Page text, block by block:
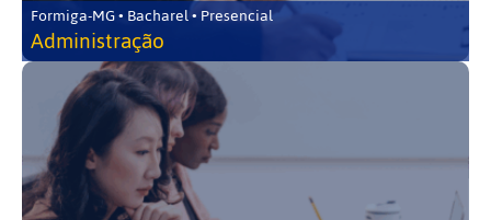
Formiga-MG • Bacharel • Presencial
Administração